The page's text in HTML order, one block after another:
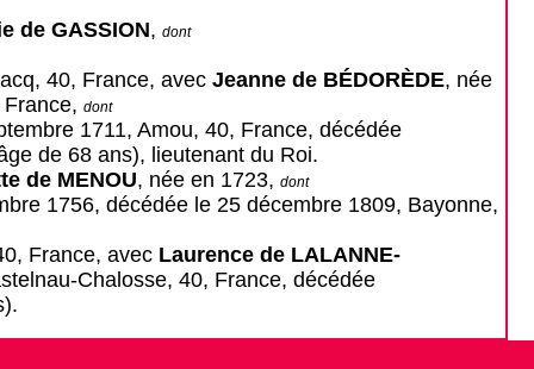
de GASSION, dont
40, France, avec Jeanne de BÉDORÈDE, née
dont
1711, Amou, 40, France, décédée
de 68 ans), lieutenant du Roi.
de MENOU, née en 1723, dont
1756, décédée le 25 décembre 1809, Bayonne,
France, avec Laurence de LALANNE-
Chalosse, 40, France, décédée